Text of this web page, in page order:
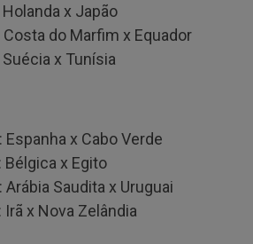
x Japão
do Marfim x Equador
x Tunísia
x Cabo Verde
Bélgica x Egito
Saudita x Uruguai
x Nova Zelândia